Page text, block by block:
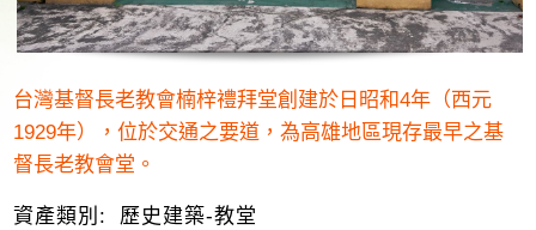
台灣基督長老教會楠梓禮拜堂創建於日昭和4年（西元
1929年），位於交通之要道，為高雄地區現存最早之基
督長老教會堂。
資產類別:
歷史建築-教堂